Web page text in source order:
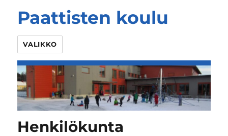
Paattisten koulu
VALIKKO
Henkilökunta